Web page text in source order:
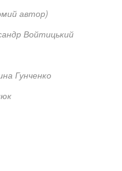
автор)
Войтицький
Гунченко